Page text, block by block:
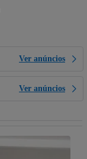
Ver anúncios
Ver anúncios